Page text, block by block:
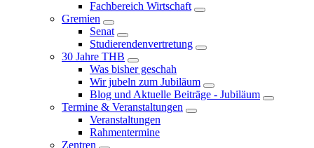
Fachbereich Wirtschaft
Gremien
Senat
Studierendenvertretung
30 Jahre THB
Was bisher geschah
Wir jubeln zum Jubiläum
Blog und Aktuelle Beiträge - Jubiläum
Termine & Veranstaltungen
Veranstaltungen
Rahmentermine
Zentren